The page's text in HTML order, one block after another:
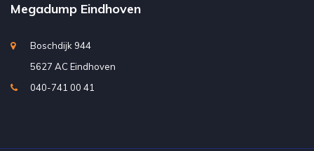
Megadump Eindhoven
Boschdijk 944
5627 AC Eindhoven
040-741 00 41